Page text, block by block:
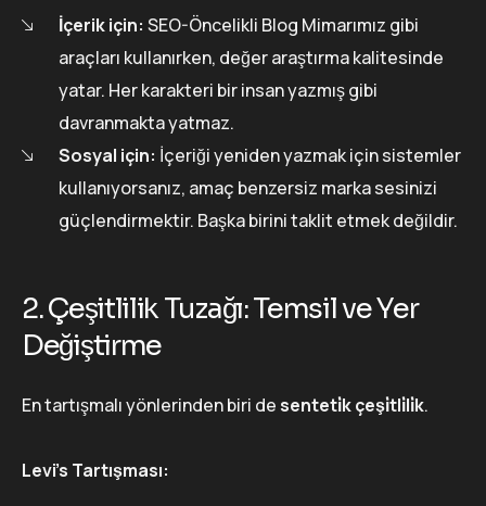
İçerik için: SEO-Öncelikli Blog Mimarımız gibi
araçları kullanırken, değer araştırma kalitesinde
yatar. Her karakteri bir insan yazmış gibi
davranmakta yatmaz.
Sosyal için: İçeriği yeniden yazmak için sistemler
kullanıyorsanız, amaç benzersiz marka sesinizi
güçlendirmektir. Başka birini taklit etmek değildir.
2. Çeşitlilik Tuzağı: Temsil ve Yer
Değiştirme
En tartışmalı yönlerinden biri desenteti̇k çeşi̇tli̇li̇k.
Levi's Tartışması: